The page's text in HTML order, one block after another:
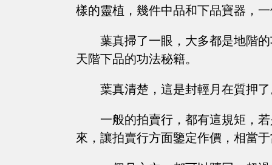
樣的靈植，幾件中品和下品寶器，
葉真掃了一眼，大多都是地階
天階下品的功法秘籍。
葉真清楚，這是封輕月在質押
一般的拍賣行，都有這規矩，
來，讓拍賣行方面鑒定作價，相當